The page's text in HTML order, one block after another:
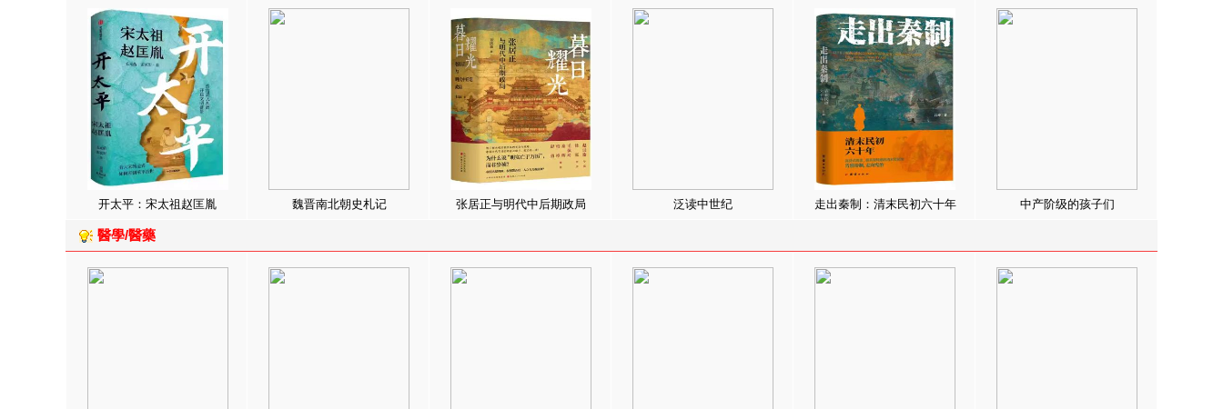
开太平：宋太祖赵匡胤 魏晋南北朝史札记 张居正与明代中后期政局 泛读中世纪 走出秦制：清末民初六十年 中产阶级的孩子们
醫學/醫藥